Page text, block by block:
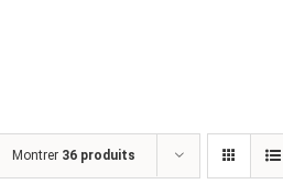
Montrer 36 produits